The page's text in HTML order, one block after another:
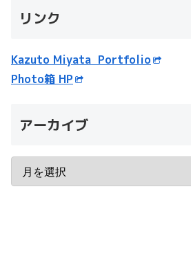
リンク
Kazuto Miyata Portfolio
Photo箱 HP
アーカイブ